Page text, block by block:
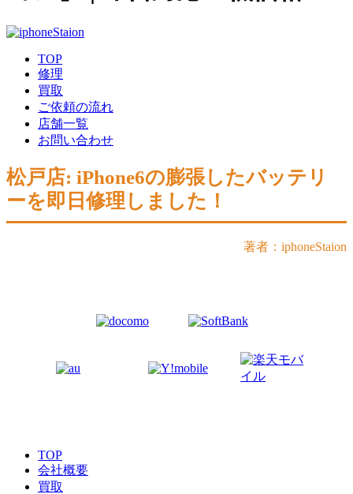
TOP
修理
買取
ご依頼の流れ
店舗一覧
お問い合わせ
松戸店: iPhone6の膨張したバッテリ
ーを即日修理しました！
著者：iphoneStaion
TOP
会社概要
買取